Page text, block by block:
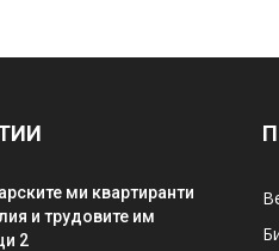
ми квартиранти
и трудовите им
2